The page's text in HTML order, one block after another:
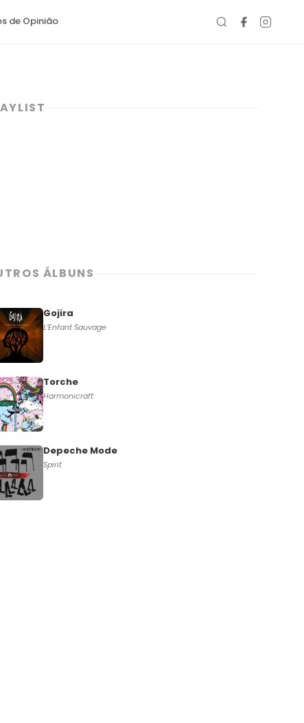
de Opinião
ÁLBUNS
Gojira
L’Enfant Sauvage
Torche
Harmonicraft
Depeche Mode
Spirit